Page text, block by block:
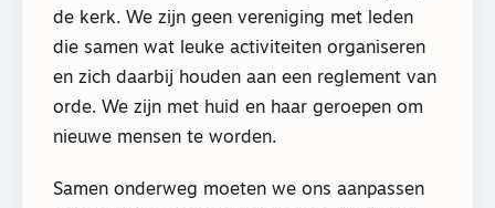
de kerk. We zijn geen vereniging met leden
die samen wat leuke activiteiten organiseren
en zich daarbij houden aan een reglement van
orde. We zijn met huid en haar geroepen om
nieuwe mensen te worden.
Samen onderweg moeten we ons aanpassen